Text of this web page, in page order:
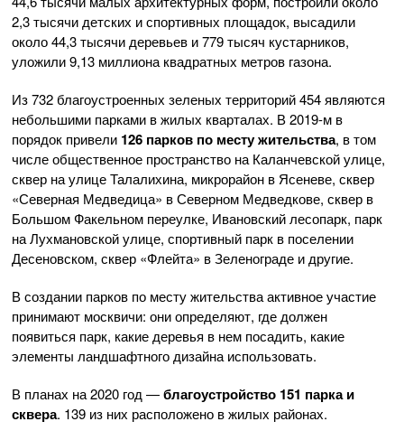
2,3 тысячи детских и спортивных площадок, высадили
около 44,3 тысячи деревьев и 779 тысяч кустарников,
уложили 9,13 миллиона квадратных метров газона.
Из 732 благоустроенных зеленых территорий 454 являются
небольшими парками в жилых кварталах. В 2019-м в
порядок привели 126 парков по месту жительства, в том
числе общественное пространство на Каланчевской улице,
сквер на улице Талалихина, микрорайон в Ясеневе, сквер
«Северная Медведица» в Северном Медведкове, сквер в
Большом Факельном переулке, Ивановский лесопарк, парк
на Лухмановской улице, спортивный парк в поселении
Десеновском, сквер «Флейта» в Зеленограде и другие.
В создании парков по месту жительства активное участие
принимают москвичи: они определяют, где должен
появиться парк, какие деревья в нем посадить, какие
элементы ландшафтного дизайна использовать.
В планах на 2020 год —благоустройство 151 парка и
сквера. 139 из них расположено в жилых районах.